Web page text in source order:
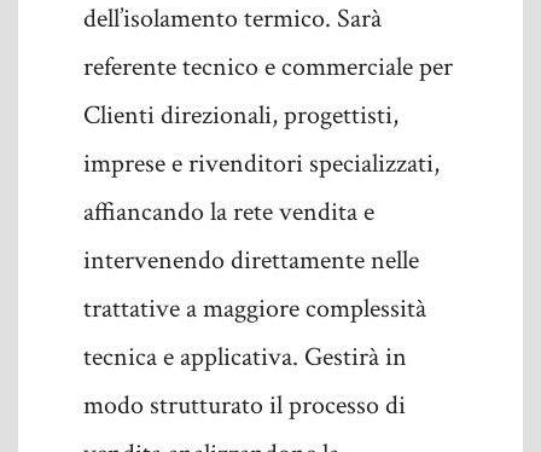
dell’isolamento termico. Sarà
referente tecnico e commerciale per
Clienti direzionali, progettisti,
imprese e rivenditori specializzati,
affiancando la rete vendita e
intervenendo direttamente nelle
trattative a maggiore complessità
tecnica e applicativa. Gestirà in
modo strutturato il processo di